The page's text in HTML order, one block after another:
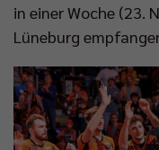
in einer Woche (23.
Lüneburg